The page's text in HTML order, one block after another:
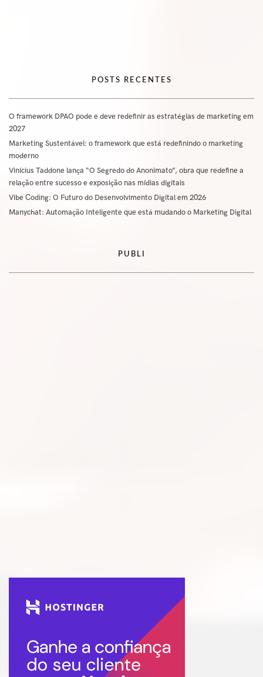
POSTS RECENTES
O framework DPAO pode e deve redefinir as estratégias de marketing em
2027
Marketing Sustentável: o framework que está redefinindo o marketing
moderno
Vinícius Taddone lança “O Segredo do Anonimato”, obra que redefine a
relação entre sucesso e exposição nas mídias digitais
Vibe Coding: O Futuro do Desenvolvimento Digital em 2026
Manychat: Automação Inteligente que está mudando o Marketing Digital
PUBLI